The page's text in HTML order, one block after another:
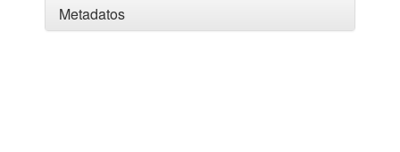
Metadatos